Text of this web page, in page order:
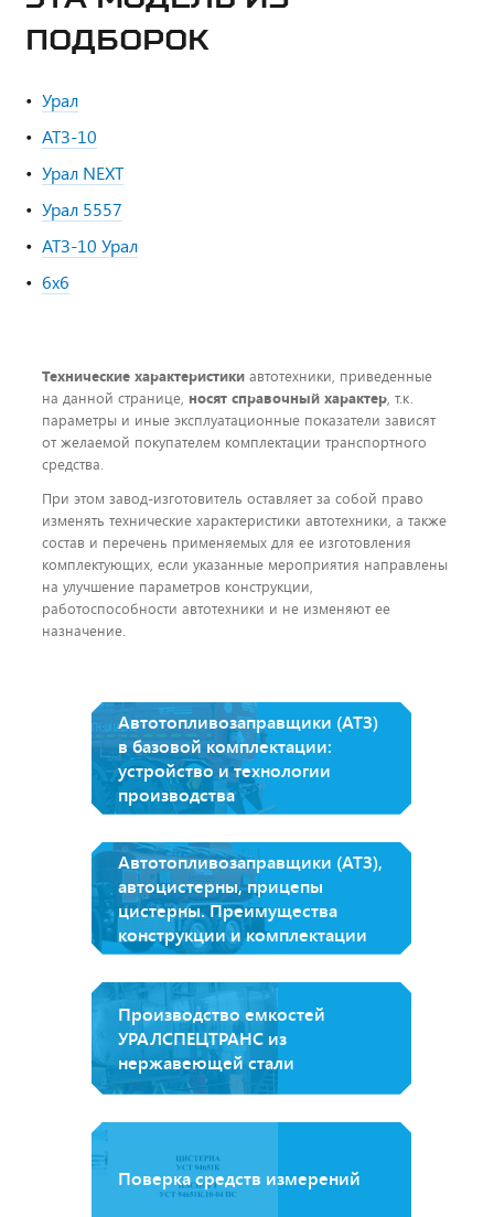
ПОДБОРОК
Урал
АТЗ-10
Урал NEXT
Урал 5557
АТЗ-10 Урал
6х6
Технические характеристики автотехники, приведенные
на данной странице, носят справочный характер, т.к.
параметры и иные эксплуатационные показатели зависят
от желаемой покупателем комплектации транспортного
средства.
При этом завод-изготовитель оставляет за собой право
изменять технические характеристики автотехники, а также
состав и перечень применяемых для ее изготовления
комплектующих, если указанные мероприятия направлены
на улучшение параметров конструкции,
работоспособности автотехники и не изменяют ее
назначение.
Автотопливозаправщики (АТЗ)
в базовой комплектации:
устройство и технологии
производства
Автотопливозаправщики (АТЗ),
автоцистерны, прицепы
цистерны. Преимущества
конструкции и комплектации
Производство емкостей
УРАЛСПЕЦТРАНС из
нержавеющей стали
Поверка средств измерений